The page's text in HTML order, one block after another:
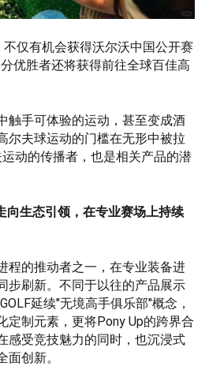
仅有机会获得沃尔沃中国公开赛
优胜者还将获得前往全球百佳高
触手可体验的运动，甚至变成酒
尔夫球运动的门槛在无形中被拉
动的传播者，也是相关产品的潜
向生态引领，在专业赛场上持续
程的推动者之一，在专业装备进
步刷新。不同于以往的产品展示
延续"无境高手俱乐部"概念，
定制元素，更将Pony Up的跨界合
感受竞技魅力的同时，也沉浸式
创新。